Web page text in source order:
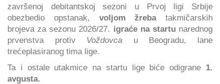
završenoj debitantskoj sezoni u Prvoj ligi Srbije
obezbedio opstanak, voljom žrebatakmičarskih
brojeva za sezonu 2026/27. igraće na startunarednog
prvenstva protiv Voždovca u Beogradu, lane
trećeplasiranog tima lige.
Ta i ostale utakmice na startu lige biće odigrane 1.
avgusta.